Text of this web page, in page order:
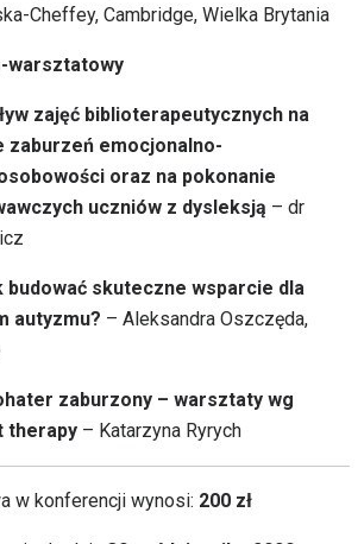
Cheffey, Cambridge, Wielka Brytania
warsztatowy
zajęć biblioterapeutycznych na
zaburzeń emocjonalno-
oraz na pokonanie
uczniów z dysleksją – dr
budować skuteczne wsparcie dla
autyzmu? – Aleksandra Oszczęda,
zaburzony – warsztaty wg
therapy – Katarzyna Ryrych
w konferencji wynosi: 200 zł